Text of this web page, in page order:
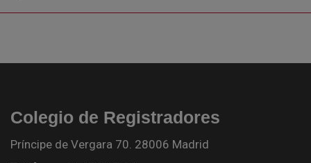
Colegio de Registradores
Príncipe de Vergara 70. 28006 Madrid